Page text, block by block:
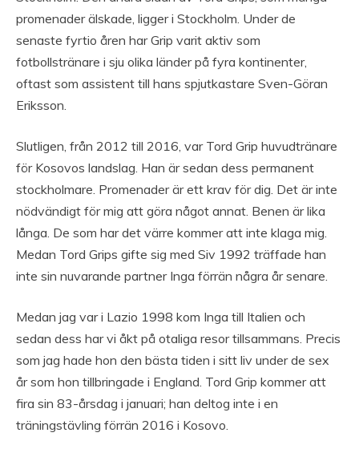
promenader älskade, ligger i Stockholm. Under de
senaste fyrtio åren har Grip varit aktiv som
fotbollstränare i sju olika länder på fyra kontinenter,
oftast som assistent till hans spjutkastare Sven-Göran
Eriksson.
Slutligen, från 2012 till 2016, var Tord Grip huvudtränare
för Kosovos landslag. Han är sedan dess permanent
stockholmare. Promenader är ett krav för dig. Det är inte
nödvändigt för mig att göra något annat. Benen är lika
långa. De som har det värre kommer att inte klaga mig.
Medan Tord Grips gifte sig med Siv 1992 träffade han
inte sin nuvarande partner Inga förrän några år senare.
Medan jag var i Lazio 1998 kom Inga till Italien och
sedan dess har vi åkt på otaliga resor tillsammans. Precis
som jag hade hon den bästa tiden i sitt liv under de sex
år som hon tillbringade i England. Tord Grip kommer att
fira sin 83-årsdag i januari; han deltog inte i en
träningstävling förrän 2016 i Kosovo.